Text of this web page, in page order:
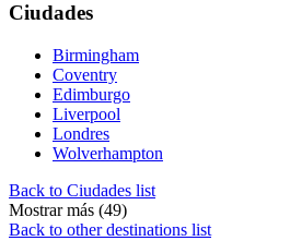
Ciudades
Birmingham
Coventry
Edimburgo
Liverpool
Londres
Wolverhampton
Back to Ciudades list
Mostrar más (49)
Back to other destinations list